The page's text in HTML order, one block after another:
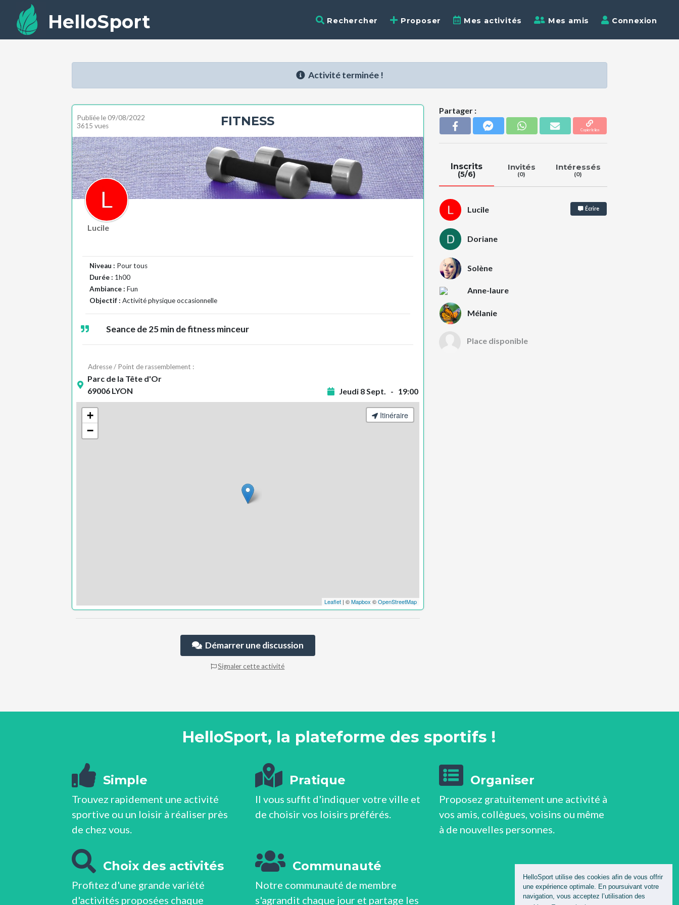
HelloSport utilise des cookies afin de vous offrir
une expérience optimale. En poursuivant votre
navigation, vous acceptez l’utilisation des
HelloSport Rechercher Proposer Mes activités Mes amis Connexion
Activité terminée !
Publiée le09/08/2022
3615 vues
FITNESS
Lucile
Niveau : Pour tous
Durée : 1h00
Ambiance : Fun
Objectif : Activité physique occasionnelle
Seance de 25 min de fitness minceur
Adresse / Point de rassemblement :
Parc de la Tête d'Or
69006 LYON
Jeudi 8 Sept. - 19:00
+
−
Itinéraire
Leaflet| ©Mapbox ©OpenStreetMap
Démarrer une discussion
Signaler cette activité
Partager :
Copier le lien
Inscrits
(5/6)
Invités
(0)
Intéressés
(0)
Lucile Écrire
Doriane
Solène
Anne-laure
Mélanie
Place disponible
HelloSport, la plateforme des sportifs !
Simple
Trouvez rapidement une activité
sportive ou un loisir à réaliser près
de chez vous.
Pratique
Il vous suffit d'indiquer votre ville et
de choisir vos loisirs préférés.
Organiser
Proposez gratuitement une activité à
vos amis, collègues, voisins ou même
à de nouvelles personnes.
Choix des activités
Profitez d'une grande variété
d'activités proposées chaque
Communauté
Notre communauté de membre
s'agrandit chaque jour et partage les